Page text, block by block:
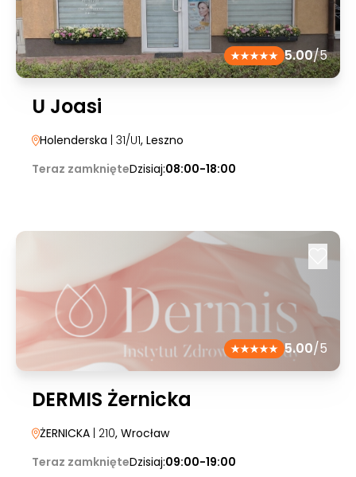
5.00/5
U Joasi
Holenderska | 31/U1, Leszno
Teraz zamknięteDzisiaj:08:00-18:00
5.00/5
DERMIS Żernicka
ŻERNICKA | 210, Wrocław
Teraz zamknięteDzisiaj:09:00-19:00